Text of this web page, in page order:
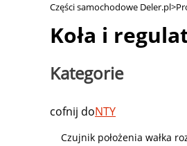
Części samochodowe Deler.pl>
Koła i
Kategorie
cofnij doNTY
Czujnik położenia wałka